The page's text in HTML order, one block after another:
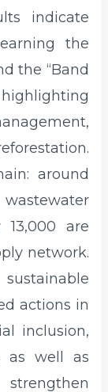
indicate
the
the “Band
around
13,000 are
network.
actions in
inclusion,
as well as